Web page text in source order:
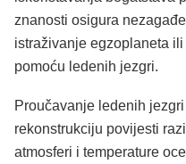
znanosti osigura
istraživanje egzoplaneta
pomoću ledenih jezgri.
Proučavanje ledenih
rekonstrukciju povijesti
atmosferi i temperature